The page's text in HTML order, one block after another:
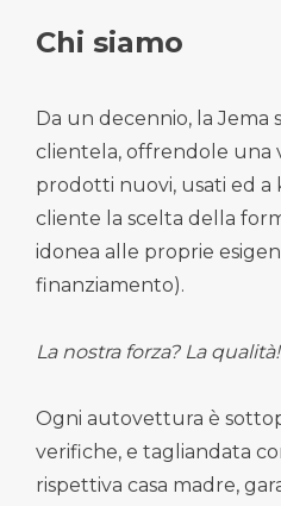
Chi siamo
Da un decennio, la Jema
clientela, offrendole una
prodotti nuovi, usati ed a
cliente la scelta della
idonea alle proprie
finanziamento).
La nostra forza? La qualità!
Ogni autovettura è
verifiche, e tagliandata
rispettiva casa madre,